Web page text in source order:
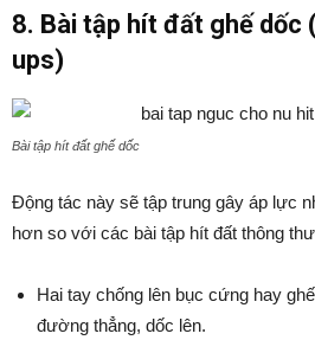
8. Bài tập hít đất ghế dốc
ups)
Bài tập hít đất ghế dốc
Động tác này sẽ tập trung gây áp lực
hơn so với các bài tập hít đất thông
Hai tay chống lên bục cứng hay
đường thẳng, dốc lên.